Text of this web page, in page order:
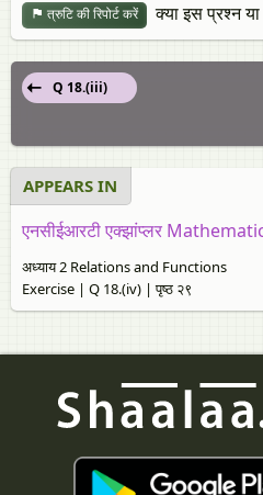
त्रुटि की रिपोर्ट करें क्या इस प्रश्न
Q 18.(iii)
APPEARS IN
एनसीईआरटी एक्झांप्लर
अध्याय 2 Relations and Functions
Exercise | Q 18.(iv) | पृष्ठ २९